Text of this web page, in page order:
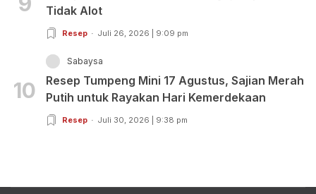
Tidak Alot
Resep Juli 26, 2026 | 9:09 pm
10
Sabaysa
Resep Tumpeng Mini 17 Agustus, Sajian Merah
Putih untuk Rayakan Hari Kemerdekaan
Resep Juli 30, 2026 | 9:38 pm